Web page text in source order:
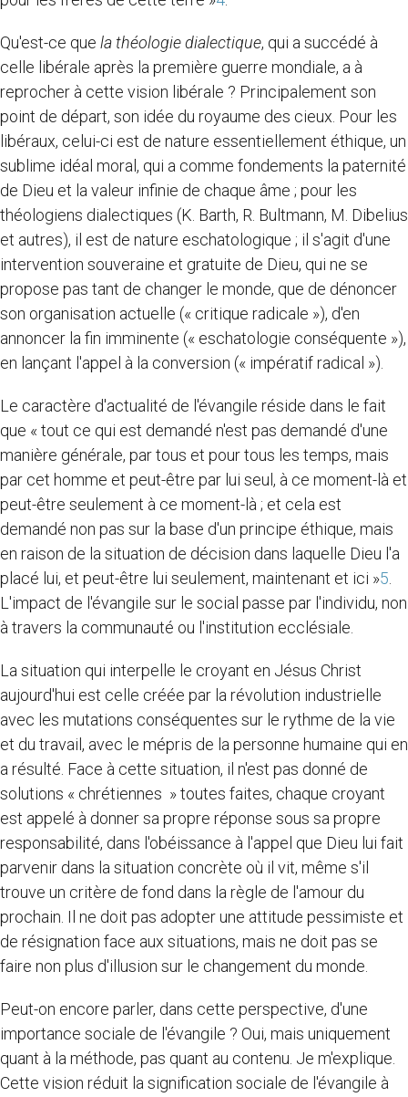
Qu'est-ce que la théologie dialectique, qui a succédé à
celle libérale après la première guerre mondiale, a à
reprocher à cette vision libérale ? Principalement son
point de départ, son idée du royaume des cieux. Pour les
libéraux, celui-ci est de nature essentiellement éthique, un
sublime idéal moral, qui a comme fondements la paternité
de Dieu et la valeur infinie de chaque âme ; pour les
théologiens dialectiques (K. Barth, R. Bultmann, M. Dibelius
et autres), il est de nature eschatologique ; il s'agit d'une
intervention souveraine et gratuite de Dieu, qui ne se
propose pas tant de changer le monde, que de dénoncer
son organisation actuelle (« critique radicale »), d'en
annoncer la fin imminente (« eschatologie conséquente »),
en lançant l'appel à la conversion (« impératif radical »).
Le caractère d'actualité de l'évangile réside dans le fait
que « tout ce qui est demandé n'est pas demandé d'une
manière générale, par tous et pour tous les temps, mais
par cet homme et peut-être par lui seul, à ce moment-là et
peut-être seulement à ce moment-là ; et cela est
demandé non pas sur la base d'un principe éthique, mais
en raison de la situation de décision dans laquelle Dieu l'a
placé lui, et peut-être lui seulement, maintenant et ici »5
L'impact de l'évangile sur le social passe par l'individu, non
à travers la communauté ou l'institution ecclésiale.
La situation qui interpelle le croyant en Jésus Christ
aujourd'hui est celle créée par la révolution industrielle
avec les mutations conséquentes sur le rythme de la vie
et du travail, avec le mépris de la personne humaine qui en
a résulté. Face à cette situation, il n'est pas donné de
solutions « chrétiennes » toutes faites, chaque croyant
est appelé à donner sa propre réponse sous sa propre
responsabilité, dans l'obéissance à l'appel que Dieu lui fait
parvenir dans la situation concrète où il vit, même s'il
trouve un critère de fond dans la règle de l'amour du
prochain. Il ne doit pas adopter une attitude pessimiste et
de résignation face aux situations, mais ne doit pas se
faire non plus d'illusion sur le changement du monde.
Peut-on encore parler, dans cette perspective, d'une
importance sociale de l'évangile ? Oui, mais uniquement
quant à la méthode, pas quant au contenu. Je m'explique.
Cette vision réduit la signification sociale de l'évangile à